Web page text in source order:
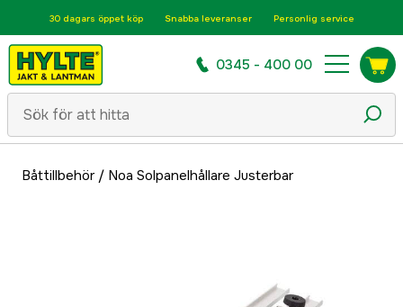
30 dagars öppet köp Snabba leveranser Personlig service
0345 - 400 00
Båttillbehör/ Noa Solpanelhållare Justerbar